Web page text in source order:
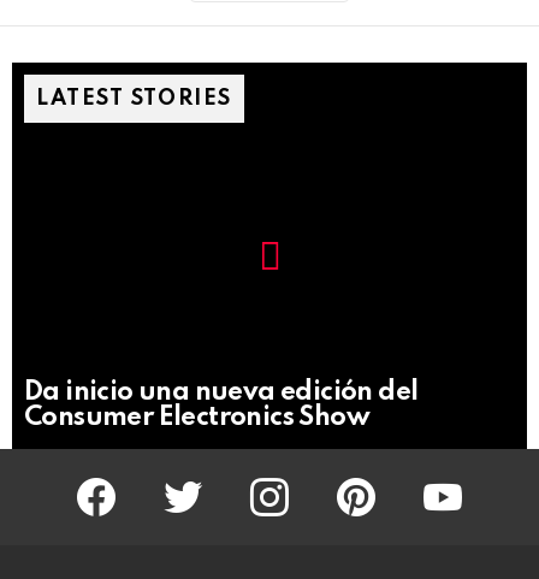
LATEST STORIES
Da inicio una nueva edición del
Consumer Electronics Show
facebook twitter instagram pinterest youtube